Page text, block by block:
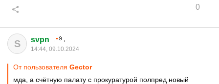
0
S svpn
14:44, 09.10.2024
От пользователя Gector
мда, а счётную палату с прокуратурой полпред новый